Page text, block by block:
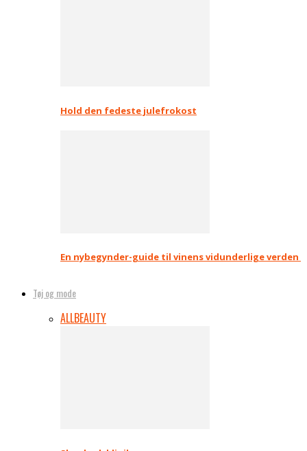
Hold den fedeste julefrokost
En nybegynder-guide til vinens vidunderlige verden
Tøj og mode
ALLBEAUTY